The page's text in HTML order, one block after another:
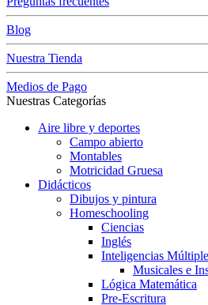
Blog
Nuestra Tienda
Medios de Pago
Nuestras Categorías
Aire libre y deportes
Campo abierto
Montables
Motricidad Gruesa
Didácticos
Dibujos y pintura
Homeschooling
Ciencias
Inglés
Inteligencias
Musicales e
Lógica Matemática
Pre-Escritura